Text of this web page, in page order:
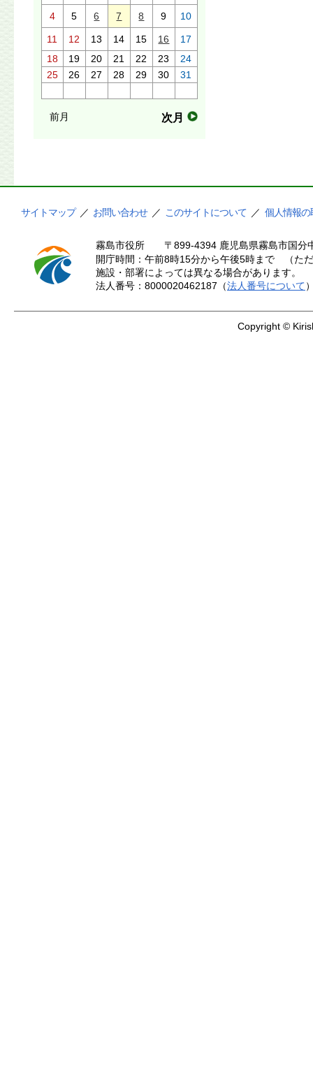
4 5 6 7 8 9 10
11 12 13 14 15 16
17
18
19 20 21 22 23
24
25
26 27 28 29 30 31
前月 次月
サイトマップ ／ お問い合わせ ／ このサイトについて ／ 個人情報の
霧島市役所
〒899-4394 鹿児島県霧島市国
開庁時間：午前8時15分から午後5時まで （た
施設・部署によっては異なる場合があります。
法人番号：8000020462187（法人番号について
Copyright ©